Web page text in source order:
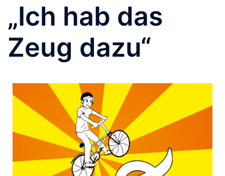
„Ich hab das
Zeug dazu“